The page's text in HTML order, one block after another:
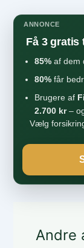
ANNONCE
Få 3
85% af dem
80% får
Brugere af
2.700 kr–
Vælg
Andre